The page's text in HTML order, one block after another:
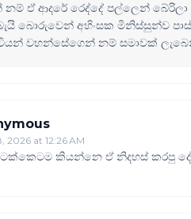
නම් ඒ ආදරේ රෙද්දේ පල්ලෙන්
බොරුවෙන් අහිංසක මිනිස්සුන්ව
වහන්සේගෙන් නම් සමාවක්
2026 at 12:26 AM
කියන්නෙ ඒ නිදහස් කරපු